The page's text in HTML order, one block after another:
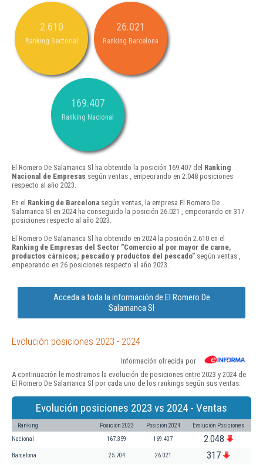
2.610
Ranking Sectorial
26.021
Ranking Barcelona
169.407
Ranking Nacional
El Romero De Salamanca Sl ha obtenido la posición 169.407 del Ranking
Nacional de Empresas según ventas , empeorando en 2.048 posiciones
respecto al año 2023.
En el Ranking de Barcelona según ventas, la empresa El Romero De
Salamanca Sl en 2024 ha conseguido la posición 26.021 , empeorando en 317
posiciones respecto al año 2023.
El Romero De Salamanca Sl ha obtenido en 2024 la posición 2.610 en el
Ranking de Empresas del Sector "Comercio al por mayor de carne,
productos cárnicos; pescado y productos del pescado" según ventas ,
empeorando en 26 posiciones respecto al año 2023.
Acceda a toda la información de El Romero De
Salamanca Sl
Evolución posiciones 2023 - 2024
Información ofrecida por
A continuación le mostramos la evolución de posiciones entre 2023 y 2024 de
El Romero De Salamanca Sl por cada uno de los rankings según sus ventas:
Evolución posiciones 2023 vs 2024 - Ventas
Ranking Posición 2023 Posición 2024 Evolución Posiciones
Nacional 167.359 169.407 2.048
Barcelona 25.704 26.021 317